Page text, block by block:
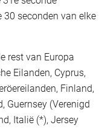
30 seconden van elke
rest van Europa
Eilanden, Cyprus,
Finland,
Guernsey (Verenigd
Italië (*), Jersey